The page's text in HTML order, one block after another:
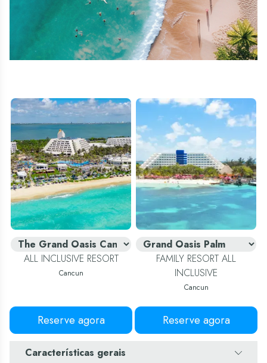
ALL INCLUSIVE RESORT
Cancun
Reserve agora
FAMILY RESORT ALL
INCLUSIVE
Cancun
Reserve agora
Características gerais